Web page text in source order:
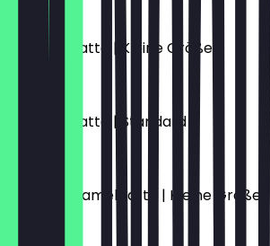
Caramel Latte | Kleine Größe
Caramel Latte | Standard
Salted Caramel Latte | Kleine Größe